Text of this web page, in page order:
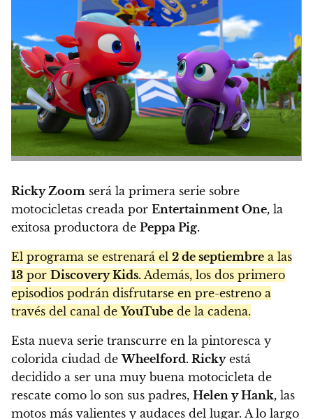
Ricky Zoom será la primera serie sobre
motocicletas creada por Entertainment One, la
exitosa productora de Peppa Pig.
El programa se estrenará el 2 de septiembre a las
13 por Discovery Kids. Además, los dos primero
episodios podrán disfrutarse en pre-estreno a
través del canal deYouTube de la cadena.
Esta nueva serie transcurre en la pintoresca y
colorida ciudad deWheelford. Rickyestá
decidido a ser una muy buena motocicleta de
rescate como lo son sus padres, Helen y Hank, las
motos más valientes y audaces del lugar. A lo largo